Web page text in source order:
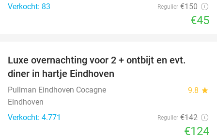
Verkocht: 83
Regulier €150
€45
Luxe overnachting voor 2 + ontbijt en evt.
diner in hartje Eindhoven
Pullman Eindhoven Cocagne 9.8 star
Eindhoven
Verkocht: 4.771
Regulier €142
€124